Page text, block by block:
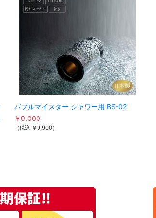
バブルマイスター シャワー用 BS-02
￥9,000
（税込 ￥9,900）